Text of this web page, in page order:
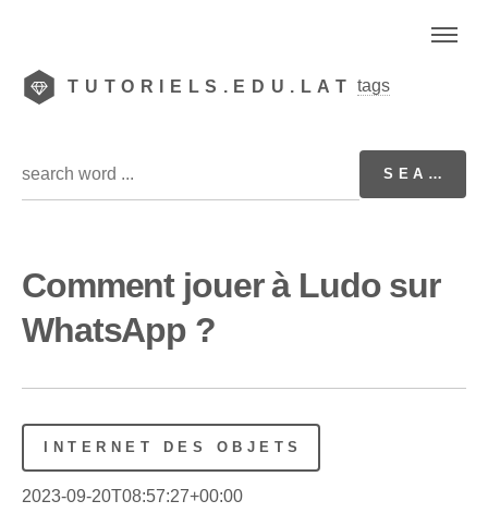
TUTORIELS.EDU.LAT tags
Comment jouer à Ludo sur
WhatsApp ?
INTERNET DES OBJETS
2023-09-20T08:57:27+00:00